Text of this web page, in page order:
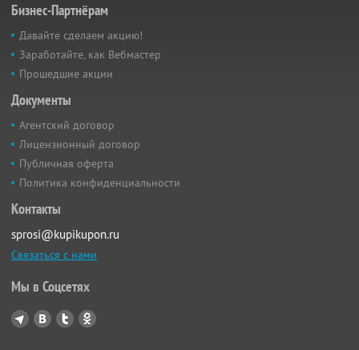
Бизнес-Партнёрам
Давайте сделаем акцию!
Заработайте, как Вебмастер
Прошедшие акции
Документы
Агентский договор
Лицензионный договор
Публичная оферта
Политика конфиденциальности
Контакты
sprosi@kupikupon.ru
Связаться с нами
Мы в Соцсетях